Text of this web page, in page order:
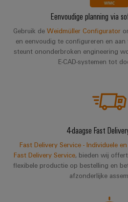
Eenvoudige planning via
Gebruik de Weidmüller Configurator
en eenvoudig te configureren en
steunt ononderbroken engineering
E-CAD-systemen tot
4-daagse Fast
Fast Delivery Service - Individuele
Fast Delivery Service, bieden wij
flexibele productie op bestelling en
afzonderlijke